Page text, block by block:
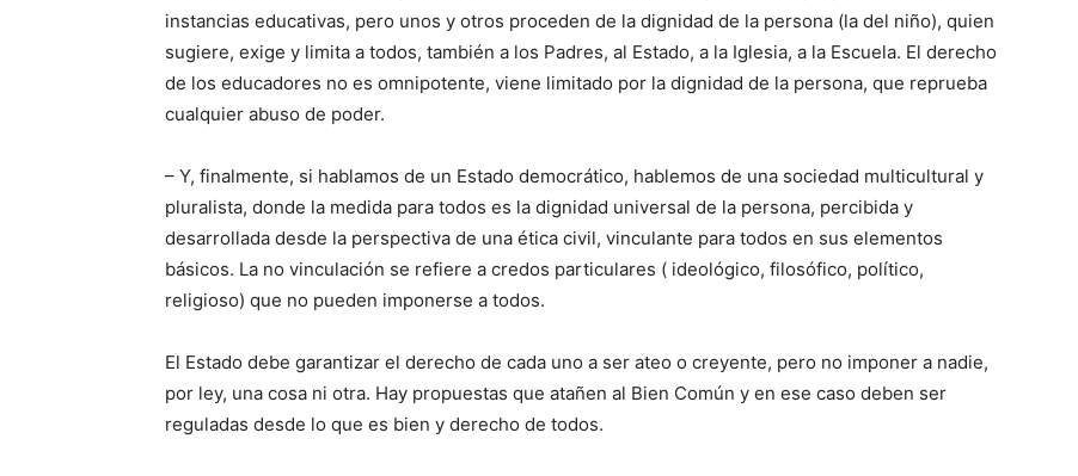
instancias educativas, pero unos y otros proceden de la dignidad de la persona (la del niño), quien
sugiere, exige y limita a todos, también a los Padres, al Estado, a la Iglesia, a la Escuela. El derecho
de los educadores no es omnipotente, viene limitado por la dignidad de la persona, que reprueba
cualquier abuso de poder.
– Y, finalmente, si hablamos de un Estado democrático, hablemos de una sociedad multicultural y
pluralista, donde la medida para todos es la dignidad universal de la persona, percibida y
desarrollada desde la perspectiva de una ética civil, vinculante para todos en sus elementos
básicos. La no vinculación se refiere a credos particulares ( ideológico, filosófico, político,
religioso) que no pueden imponerse a todos.
El Estado debe garantizar el derecho de cada uno a ser ateo o creyente, pero no imponer a nadie,
por ley, una cosa ni otra. Hay propuestas que atañen al Bien Común y en ese caso deben ser
reguladas desde lo que es bien y derecho de todos.